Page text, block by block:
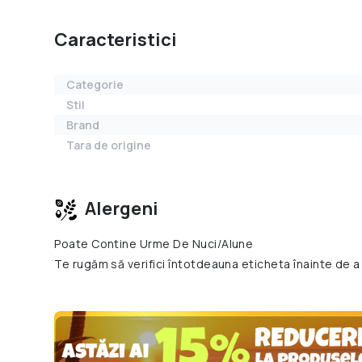
Caracteristici
Categorie
Stil
Brand
Tara de origine
Alergeni
Poate Contine Urme De Nuci/Alune
Te rugăm să verifici întotdeauna eticheta înainte de